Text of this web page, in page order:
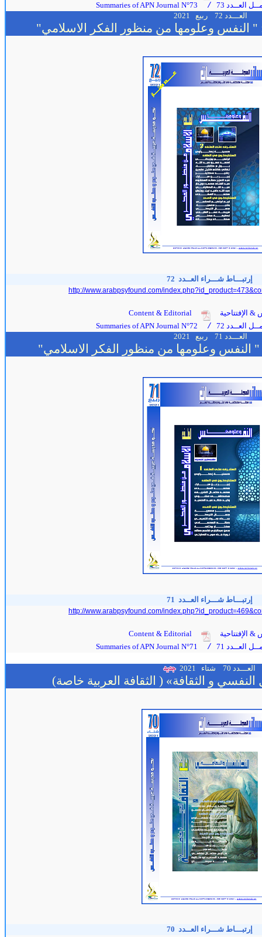
Summaries of APN Journal N°73 /
العــدد 73
العـــدد 72
ربيع 2021
" النفس وعلومها من منظور الفكر الاسلامي"
إرتبـــاط شـــراء العــدد 72
http://www.arabpsyfound.com/
Content & Editorial
& الإفتتاحية
Summaries of APN Journal N°72 /
العــدد 72
العـــدد 71
ربيع 2021
" النفس وعلومها من منظور الفكر الاسلامي"
إرتبـــاط شـــراء العــدد 71
http://www.arabpsyfound.com/
Content & Editorial
& الإفتتاحية
Summaries of APN Journal N°71 / العــدد 71
العـــدد 70 شتاء 2021
النفسي و الثقافة» ( الثقافة العربية خاصة)
إرتبـــاط شـــراء العــدد 70